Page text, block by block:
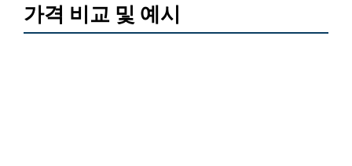
가격 비교 및 예시